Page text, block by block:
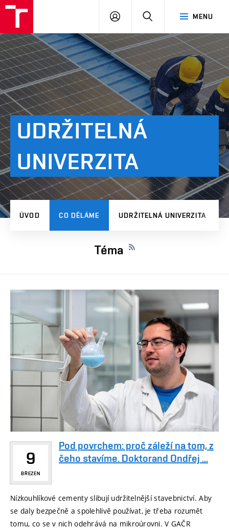
MENU
PŘIHLÁSIT
UDRŽITELNÁ
UNIVERZITA
ÚVOD CO DĚLÁME UDRŽITELNÁ UNIVERZITA
Téma
9
BŘEZEN
Pod povrchem: proč záleží na tom, z
čeho stavíme. Doktorand Ondřej ...
Nízkouhlíkové cementy slibují udržitelnější stavebnictví. Aby
se daly bezpečně a spolehlivě používat, je třeba rozumět
tomu, co se v nich odehrává na mikroúrovni. V GAČR